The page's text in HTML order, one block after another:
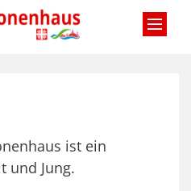
ist ein
und Jung.